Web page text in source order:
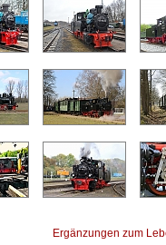
Ergänzungen zum